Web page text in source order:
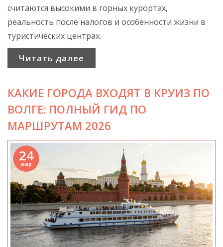
считаются высокими в горных курортах,
реальность после налогов и особенности жизни в
туристических центрах.
Читать далее
КАКИЕ ГОРОДА ВХОДЯТ В КРУИЗ ПО
ВОЛГЕ: ПОЛНЫЙ ГИД ПО
МАРШРУТАМ 2026
24
мар